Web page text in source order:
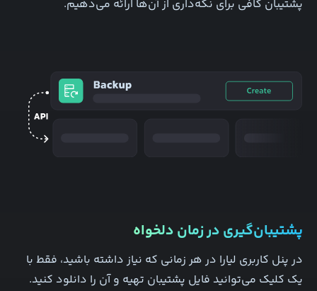
پشتیبان کافی برای نگه‌داری از آن‌ها ارائه می‌دهیم.
پشتیبان‌گیری در زمان دلخواه
در پنل کاربری لیارا در هر زمانی که نیاز داشته باشید، فقط با
یک کلیک می‌توانید فایل پشتیبان تهیه و آن را دانلود کنید.